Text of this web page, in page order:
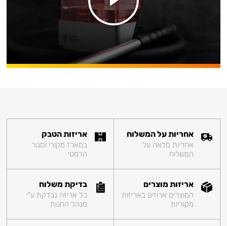
אחריות על המשלוח
אחריות מלאה על
המשלוח
אריזות הטבק
במארז מקורי וסגור
הרמטי
אריזות מוצרים
המוצרים ארוזים באריזות
מקוריות
בדיקת משלוח
כל אריזה נבדקת ע"י
מנהל החנות